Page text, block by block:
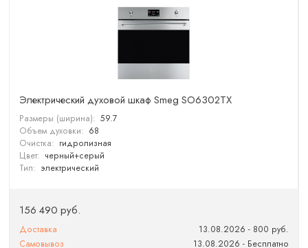
Электрический духовой шкаф Smeg SO6302TX
Размеры (ширина): 59.7
Объем духовки: 68
Очистка: гидролизная
Цвет: черный+cерый
Тип: электрический
156 490 руб.
Доставка
13.08.2026 - 800 руб.
Самовывоз
13.08.2026 - Бесплатно